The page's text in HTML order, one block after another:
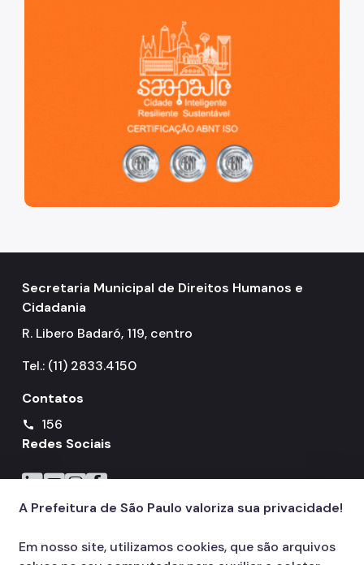
Secretaria Municipal de Direitos Humanos e
Cidadania
R. Libero Badaró, 119, centro
Tel.: (11) 2833.4150
Contatos
call
156
Redes Sociais
Icone do LinkedIn
Icone do YouTube
Icone do Instagram
Icone do Facebook
A Prefeitura de São Paulo valoriza sua privacidade!
Em nosso site, utilizamos cookies, que são arquivos